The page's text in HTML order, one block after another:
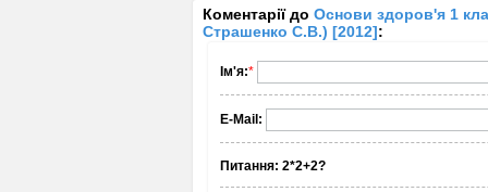
Коментарії до Основи здоров'я 1
Страшенко С.В.) [2012]:
Ім'я:*
E-Mail:
Питання: 2*2+2?